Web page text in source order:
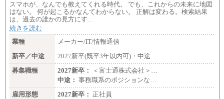
スマホが、なんでも教えてくれる時代。 でも、これからの未来に地図
はない。 何が起こるかなんてわからない。 正解は変わる。検索結果
は、過去の誰かの見方にす…
続きを読む
業種
メーカー/IT/情報通信
新卒／中途
2027新卒(既卒3年以内可)・中途
募集職種
2027新卒：
＜富士通株式会社＞…
中途： 事務職系のポジションな…
雇用形態
2027新卒： 正社員